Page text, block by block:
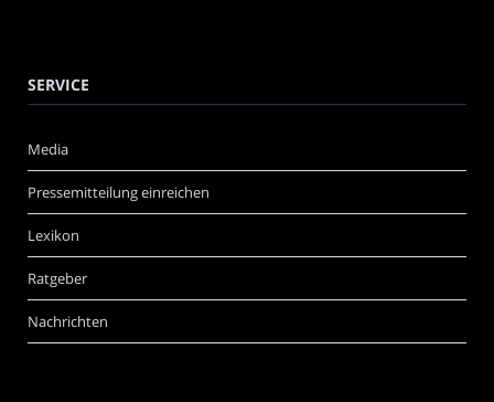
SERVICE
Media
Pressemitteilung einreichen
Lexikon
Ratgeber
Nachrichten